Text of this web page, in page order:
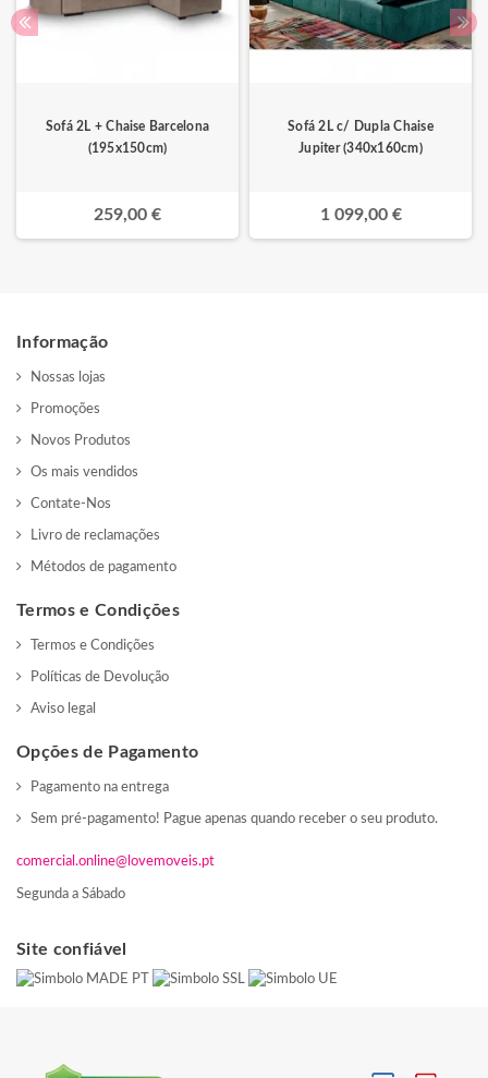
Sofá 2L + Chaise Barcelona
(195x150cm)
259,00 €
Sofá 2L c/ Dupla Chaise
Jupiter (340x160cm)
1 099,00 €
Informação
Nossas lojas
Promoções
Novos Produtos
Os mais vendidos
Contate-Nos
Livro de reclamações
Métodos de pagamento
Termos e Condições
Termos e Condições
Políticas de Devolução
Aviso legal
Opções de Pagamento
Pagamento na entrega
Sem pré-pagamento! Pague apenas quando receber o seu produto.
comercial.online@lovemoveis.pt
Segunda a Sábado
Site confiável